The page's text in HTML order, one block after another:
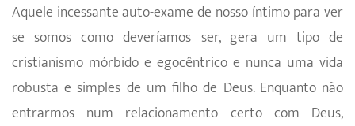
Aquele incessante auto-exame de nosso íntimo para ver
se somos como deveríamos ser, gera um tipo de
cristianismo mórbido e egocêntrico e nunca uma vida
robusta e simples de um filho de Deus. Enquanto não
entrarmos num relacionamento certo com Deus,